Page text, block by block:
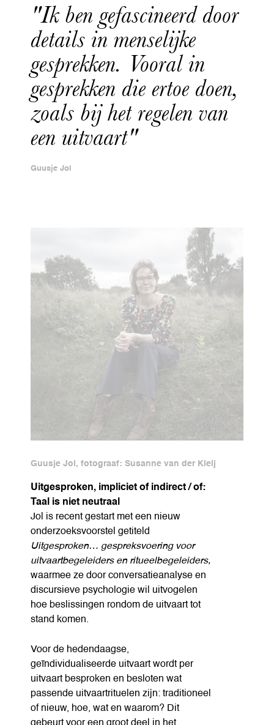
"Ik ben gefascineerd door
details in menselijke
gesprekken. Vooral in
gesprekken die ertoe doen,
zoals bij het regelen van
een uitvaart"
Guusje Jol
Guusje Jol, fotograaf: Susanne van der Kleij
Uitgesproken, impliciet of indirect / of:
Taal is niet neutraal
Jol is recent gestart met een nieuw
onderzoeksvoorstel getiteld
Uitgesproken… gespreksvoering voor
uitvaartbegeleiders en ritueelbegeleiders,
waarmee ze door conversatieanalyse en
discursieve psychologie wil uitvogelen
hoe beslissingen rondom de uitvaart tot
stand komen.
Voor de hedendaagse,
geïndividualiseerde uitvaart wordt per
uitvaart besproken en besloten wat
passende uitvaartrituelen zijn: traditioneel
of nieuw, hoe, wat en waarom? Dit
gebeurt voor een groot deel in het